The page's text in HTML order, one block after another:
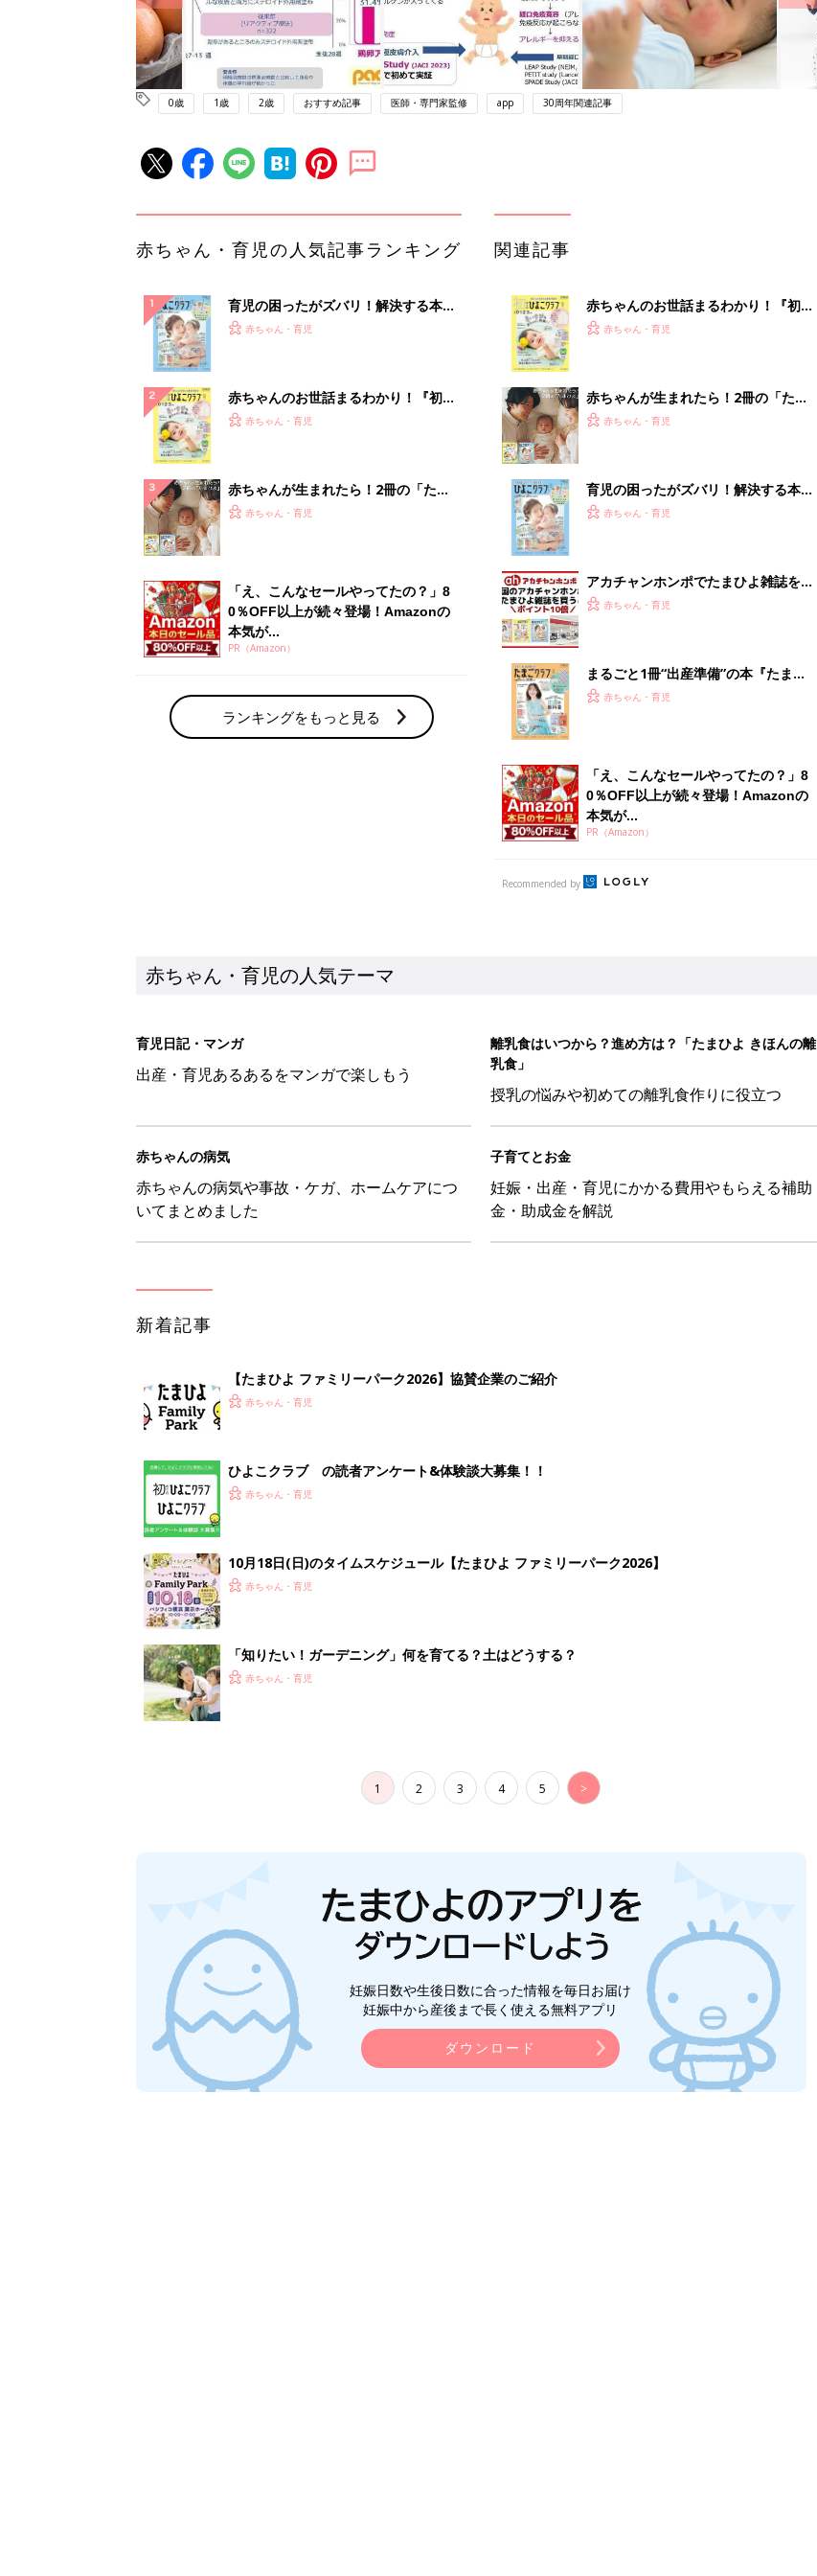
0歳 1歳 2歳 おすすめ記事 医師・専門家監修 app 30周年関連記事
赤ちゃん・育児の人気記事ランキング
育児の困ったがズバリ！解決する本
『ひよこクラブ 夏号』 4カ月～2才
赤ちゃん・育児
赤ちゃんのお世話まるわかり！『初め
てのひよこクラブ 夏号』〈巻頭大特
赤ちゃん・育児
赤ちゃんが生まれたら！2冊の「たま
ひよ」
赤ちゃん・育児
「え、こんなセールやってたの？」8
0％OFF以上が続々登場！Amazonの
本気が...
PR（Amazon）
ランキングをもっと見る
関連記事
赤ちゃんのお世話まるわかり！『初め
てのひよこクラブ 夏号』〈巻頭大特
赤ちゃん・育児
赤ちゃんが生まれたら！2冊の「たま
ひよ」
赤ちゃん・育児
育児の困ったがズバリ！解決する本
『ひよこクラブ 秋号』 4カ月～2才
赤ちゃん・育児
アカチャンホンポでたまひよ雑誌を買
うとポイント10倍【期間限定】
赤ちゃん・育児
まるごと1冊“出産準備”の本『たまご
クラブ 夏号』〈スペシャル大特集〉
赤ちゃん・育児
「え、こんなセールやってたの？」8
0％OFF以上が続々登場！Amazonの
本気が...
PR（Amazon）
Recommended by
赤ちゃん・育児の人気テーマ
育児日記・マンガ
出産・育児あるあるをマンガで楽しもう
離乳食はいつから？進め方は？「たまひよ きほんの離
乳食」
授乳の悩みや初めての離乳食作りに役立つ
赤ちゃんの病気
赤ちゃんの病気や事故・ケガ、ホームケアにつ
いてまとめました
子育てとお金
妊娠・出産・育児にかかる費用やもらえる補助
金・助成金を解説
新着記事
【たまひよ ファミリーパーク2026】協賛企業のご紹介
赤ちゃん・育児
ひよこクラブ の読者アンケート&体験談大募集！！
赤ちゃん・育児
10月18日(日)のタイムスケジュール【たまひよ ファミリーパーク2026】
赤ちゃん・育児
「知りたい！ガーデニング」何を育てる？土はどうする？
赤ちゃん・育児
1 2 3 4 5 >
妊娠日数や生後日数に合った情報を毎日お届け
妊娠中から産後まで長く使える無料アプリ
ダウンロード